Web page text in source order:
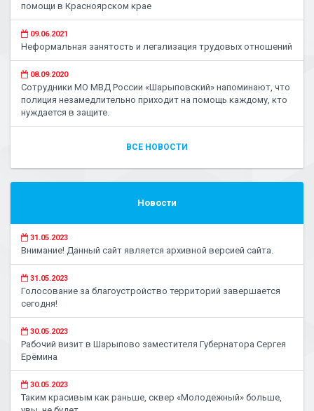
помощи в Красноярском крае
09.06.2021
Неформальная занятость и легализация трудовых отношений
08.09.2020
Сотрудники МО МВД России «Шарыповский» напоминают, что
полиция незамедлительно приходит на помощь каждому, кто
нуждается в защите.
ВСЕ НОВОСТИ
Новости
31.05.2023
Внимание! Данный сайт является архивной версией сайта.
31.05.2023
Голосование за благоустройство территорий завершается
сегодня!
30.05.2023
Рабочий визит в Шарыпово заместителя Губернатора Сергея
Ерёмина
30.05.2023
Таким красивым как раньше, сквер «Молодежный» больше,